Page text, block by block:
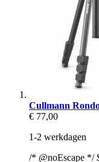
Cullmann
€ 77,00
1-2 werkdagen
/* @noEscape */